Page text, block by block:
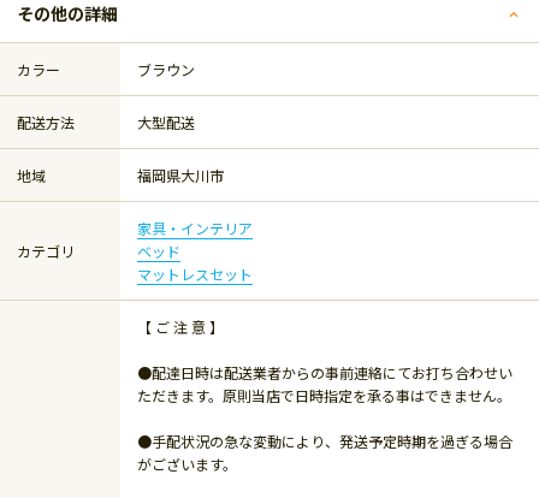
その他の詳細
カラー ブラウン
配送方法 大型配送
地域 福岡県大川市
カテゴリ
家具・インテリア
ベッド
マットレスセット
【 ご 注 意 】
●配達日時は配送業者からの事前連絡にてお打ち合わせい
ただきます。原則当店で日時指定を承る事はできません。
●手配状況の急な変動により、発送予定時期を過ぎる場合
がございます。